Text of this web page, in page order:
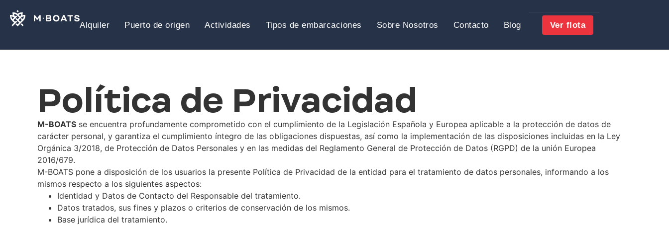
Alquiler Puerto de origen Actividades Tipos de embarcaciones Sobre Nosotros Contacto Blog Ver flota
Política de Privacidad
M-BOATS se encuentra profundamente comprometido con el cumplimiento de la Legislación Española y Europea aplicable a la protección de datos de
carácter personal, y garantiza el cumplimiento íntegro de las obligaciones dispuestas, así como la implementación de las disposiciones incluidas en la Ley
Orgánica 3/2018, de Protección de Datos Personales y en las medidas del Reglamento General de Protección de Datos (RGPD) de la unión Europea
2016/679.
M-BOATS pone a disposición de los usuarios la presente Política de Privacidad de la entidad para el tratamiento de datos personales, informando a los
mismos respecto a los siguientes aspectos:
Identidad y Datos de Contacto del Responsable del tratamiento.
Datos tratados, sus fines y plazos o criterios de conservación de los mismos.
Base jurídica del tratamiento.